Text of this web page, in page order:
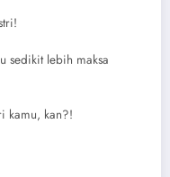
sedikit lebih maksa
kamu, kan?!